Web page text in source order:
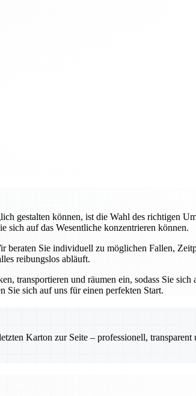
gestalten können, ist die Wahl des richtigen
sich auf das Wesentliche konzentrieren können.
beraten Sie individuell zu möglichen Fallen,
reibungslos abläuft.
transportieren und räumen ein, sodass Sie
Sie sich auf uns für einen perfekten Start.
Karton zur Seite – professionell, transparent